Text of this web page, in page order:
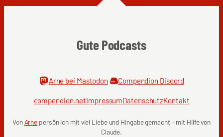
Gute Podcasts
Arne bei Mastodon Compendion Discord
compendion.netImpressumDatenschutzKontakt
VonArne persönlich mit viel Liebe und Hingabe gemacht – mit Hilfe von
Claude.